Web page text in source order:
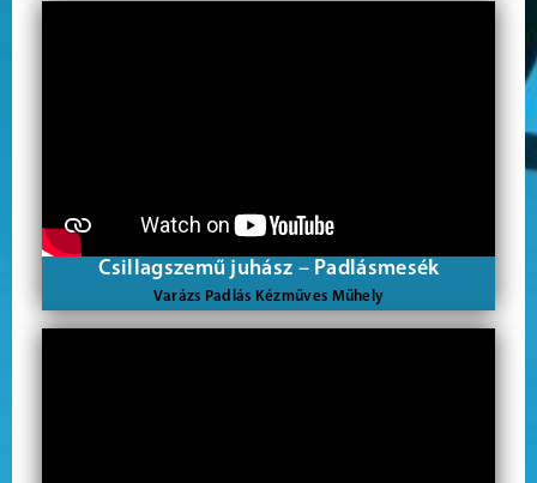
Csillagszemű juhász – Padlásmesék
Varázs Padlás Kézműves Műhely